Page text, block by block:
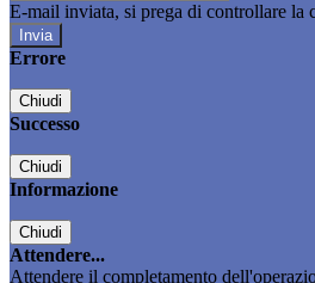
E-mail inviata, si prega di controllare la
Errore
Chiudi
Successo
Chiudi
Informazione
Chiudi
Attendere...
Attendere il completamento